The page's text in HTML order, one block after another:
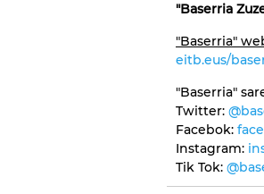
"Baserria
"Baserria"
eitb.eus/
"Baserria"
Twitter:
Facebok:
Instagram:
Tik Tok: